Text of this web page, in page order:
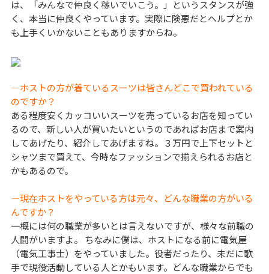
は、「みんなで仲良く稼いでいこう。」というスタンスが強
く、本当に仲良くやっています。実際に険悪だとヘルプとか
も上手くいかないこともありますからね。
―ホストの方が着ているスーツは皆さんどこで買われている
のですか？
ある程度安くカッコいいスーツを売っているお店を知ってい
るので、新しい人が買いたいというのであればお店まで案内
してあげたり、紹介してあげますね。３万円で上下セットと
シャツまで買えて、今時なファッションで揃えられるお店と
かもあるので。
―現在ホストをやっている方は元々、どんな職業の方がいる
んですか？
一概には何の職業が多いとは言えないですが、様々な前職の
人間がいますよ。 ちなみに僕は、ホストになる前に電気屋
（電気工事士）をやっていました。役者だったり、未だに歌
手で現役活動している人とかもいます。どんな職業からでも